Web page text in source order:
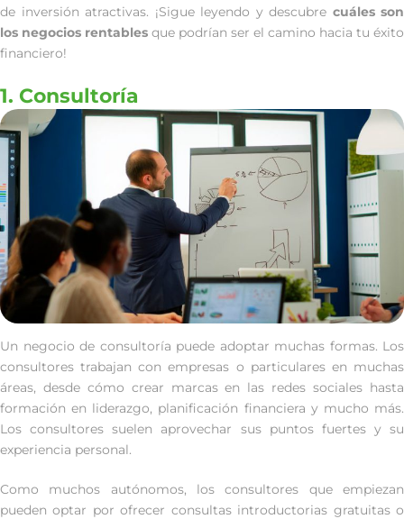
de inversión atractivas. ¡Sigue leyendo y descubre cuáles son
los negocios rentables que podrían ser el camino hacia tu éxito
financiero!
1. Consultoría
Un negocio de consultoría puede adoptar muchas formas. Los
consultores trabajan con empresas o particulares en muchas
áreas, desde cómo crear marcas en las redes sociales hasta
formación en liderazgo, planificación financiera y mucho más.
Los consultores suelen aprovechar sus puntos fuertes y su
experiencia personal.
Como muchos autónomos, los consultores que empiezan
pueden optar por ofrecer consultas introductorias gratuitas o